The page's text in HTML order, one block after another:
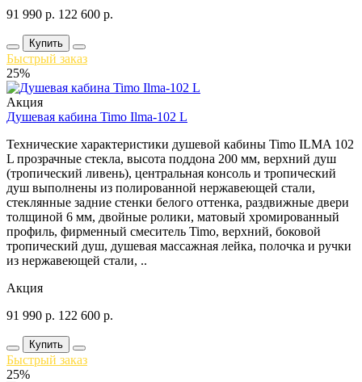
91 990 р. 122 600 р.
Купить
Быстрый заказ
25%
Акция
Душевая кабина Timo Ilma-102 L
Технические характеристики душевой кабины Timo ILMA 102
L прозрачные стекла, высота поддона 200 мм, верхний душ
(тропический ливень), центральная консоль и тропический
душ выполнены из полированной нержавеющей стали,
стеклянные задние стенки белого оттенка, раздвижные двери
толщиной 6 мм, двойные ролики, матовый хромированный
профиль, фирменный смеситель Timo, верхний, боковой
тропический душ, душевая массажная лейка, полочка и ручки
из нержавеющей стали, ..
Акция
91 990 р. 122 600 р.
Купить
Быстрый заказ
25%